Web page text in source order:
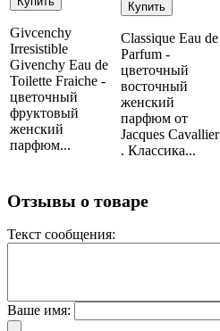
Givcenchy
Irresistible
Givenchy Eau de
Toilette Fraiche -
цветочный
фруктовый
женский
парфюм...
Classique Eau de
Parfum -
цветочный
восточный
женский
парфюм от
Jacques Cavallier
. Классика...
Отзывы о товаре
Текст сообщения:
Ваше имя: